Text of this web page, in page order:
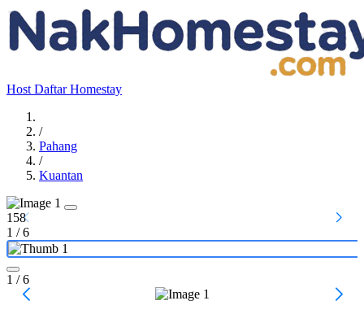
Host Daftar Homestay
/
Pahang
/
Kuantan
158
1 /6
1 / 6